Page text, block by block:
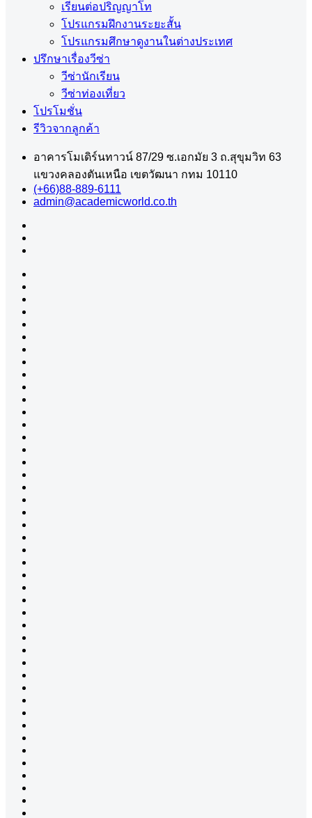
เรียนต่อปริญญาโท
โปรแกรมฝึกงานระยะสั้น
โปรแกรมศึกษาดูงานในต่างประเทศ
ปรึกษาเรื่องวีซ่า
วีซ่านักเรียน
วีซ่าท่องเที่ยว
โปรโมชั่น
รีวิวจากลูกค้า
อาคารโมเดิร์นทาวน์ 87/29 ซ.เอกมัย 3 ถ.สุขุมวิท 63
แขวงคลองตันเหนือ เขตวัฒนา กทม 10110
(+66)88-889-6111
admin@academicworld.co.th